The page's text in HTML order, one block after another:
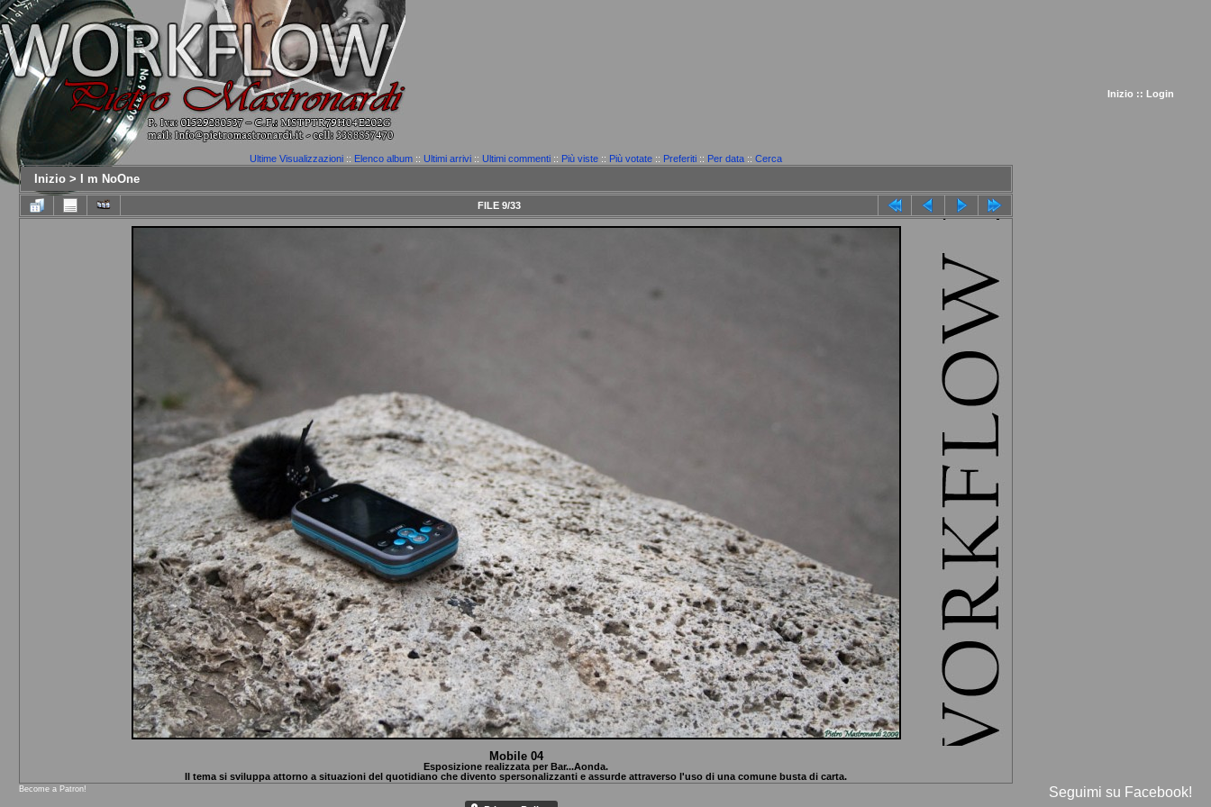
Inizio :: Login
Ultime Visualizzazioni :: Elenco album :: Ultimi arrivi :: Ultimi commenti :: Più viste :: Più votate :: Preferiti :: Per data :: Cerca
Inizio > I m NoOne
FILE 9/33
Mobile 04
Esposizione realizzata per Bar...Aonda.
Il tema si sviluppa attorno a situazioni del quotidiano che divento spersonalizzanti e assurde attraverso l'uso di una comune busta di carta.
Become a Patron! Seguimi su Facebook!